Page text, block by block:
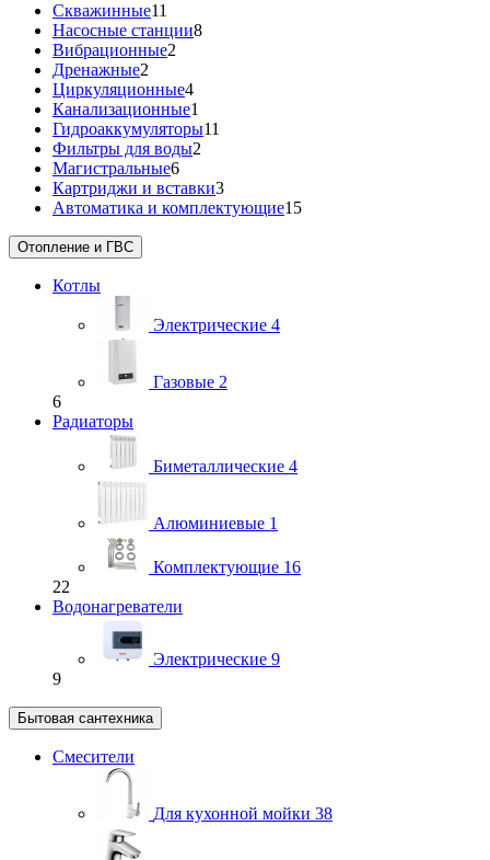
Скважинные11
Насосные станции8
Вибрационные2
Дренажные2
Циркуляционные4
Канализационные1
Гидроаккумуляторы11
Фильтры для воды2
Магистральные6
Картриджи и вставки3
Автоматика и комплектующие15
Отопление и ГВС
Котлы
Электрические 4
Газовые 2
6
Радиаторы
Биметаллические 4
Алюминиевые 1
Комплектующие 16
22
Водонагреватели
Электрические 9
9
Бытовая сантехника
Смесители
Для кухонной мойки 38